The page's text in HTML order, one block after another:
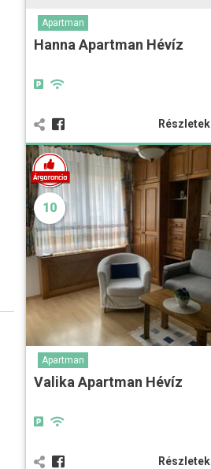
Apartman
Hanna Apartman Hévíz
Részletek
10
Apartman
Valika Apartman Hévíz
Részletek